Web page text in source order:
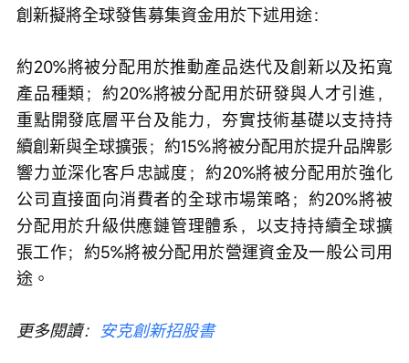
創新擬將全球發售募集資金用於下述用途：
約20%將被分配用於推動產品迭代及創新以及拓寬
產品種類；約20%將被分配用於研發與人才引進，
重點開發底層平台及能力，夯實技術基礎以支持持
續創新與全球擴張；約15%將被分配用於提升品牌影
響力並深化客戶忠誠度；約20%將被分配用於強化
公司直接面向消費者的全球市場策略；約20%將被
分配用於升級供應鏈管理體系，以支持持續全球擴
張工作；約5%將被分配用於營運資金及一般公司用
途。
更多閱讀： 安克創新招股書